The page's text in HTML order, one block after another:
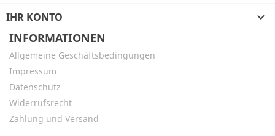
IHR KONTO

INFORMATIONEN
Allgemeine Geschäftsbedingungen
Impressum
Datenschutz
Widerrufsrecht
Zahlung und Versand